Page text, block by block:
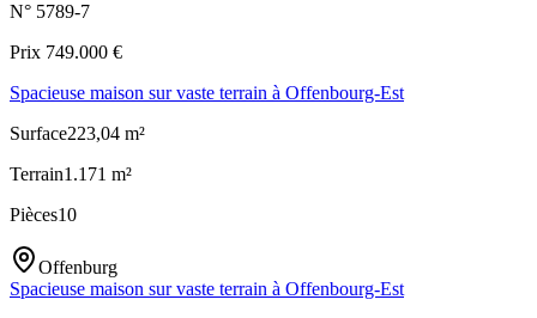
N° 5789-7
Prix 749.000 €
Spacieuse maison sur vaste terrain à Offenbourg-Est
Surface223,04 m²
Terrain1.171 m²
Pièces10
Offenburg
Spacieuse maison sur vaste terrain à Offenbourg-Est